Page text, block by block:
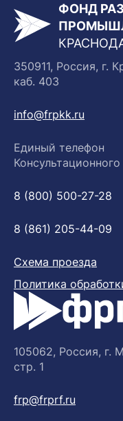
ФОНД
350911, Россия, г.
каб. 403
info@frpkk.ru
Единый телефон
8 (800) 500-27-28
8 (861) 205-44-09
Схема проезда
Политика
105062, Россия, г.
стр. 1
frp@frprf.ru